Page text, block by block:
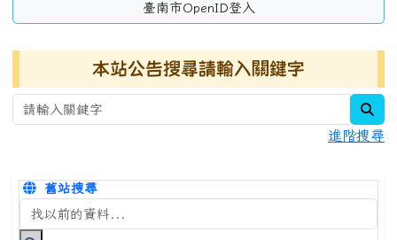
臺南市OpenID登入
本站公告搜尋請輸入關鍵字
進階搜尋
舊站搜尋
搜尋台南市永康國小全球資訊網關鍵字